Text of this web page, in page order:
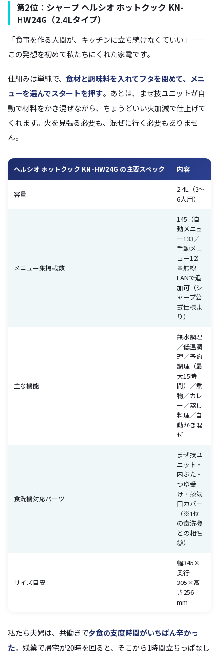
第2位：シャープ ヘルシオ ホットクック KN-
HW24G（2.4Lタイプ）
「食事を作る人間が、キッチンに立ち続けなくていい」——
この発想を初めて私たちにくれた家電です。
仕組みは単純で、 食材と調味料を入れてフタを閉めて、メニ
ューを選んでスタートを押す。あとは、まぜ技ユニットが自
動で材料をかき混ぜながら、ちょうどいい火加減で仕上げて
くれます。火を見張る必要も、混ぜに行く必要もありませ
ん。
ヘルシオ ホットクック KN-HW24G の主要スペック 内容
容量
2.4L（2〜
6人用）
メニュー集掲載数
145（自
動メニュ
ー133／
手動メニ
ュー12）
※無線
LANで追
加可（シ
ャープ公
式仕様よ
り）
主な機能
無水調理
／低温調
理／予約
調理（最
大15時
間）／煮
物／カレ
ー／蒸し
料理／自
動かき混
ぜ
食洗機対応パーツ
まぜ技ユ
ニット・
内ぶた・
つゆ受
け・蒸気
口カバー
（※1位
の食洗機
との相性
◎）
サイズ目安
幅345×
奥行
305×高
さ256
mm
私たち夫婦は、共働きで夕食の支度時間がいちばん辛かっ
た。残業で帰宅が20時を回ると、そこから1時間立ちっぱなし